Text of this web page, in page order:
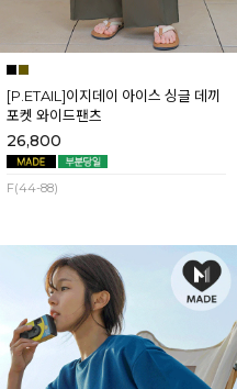
[P.ETAIL]이지데이 아이스 싱글 데끼
포켓 와이드팬츠
26,800
F(44-88)